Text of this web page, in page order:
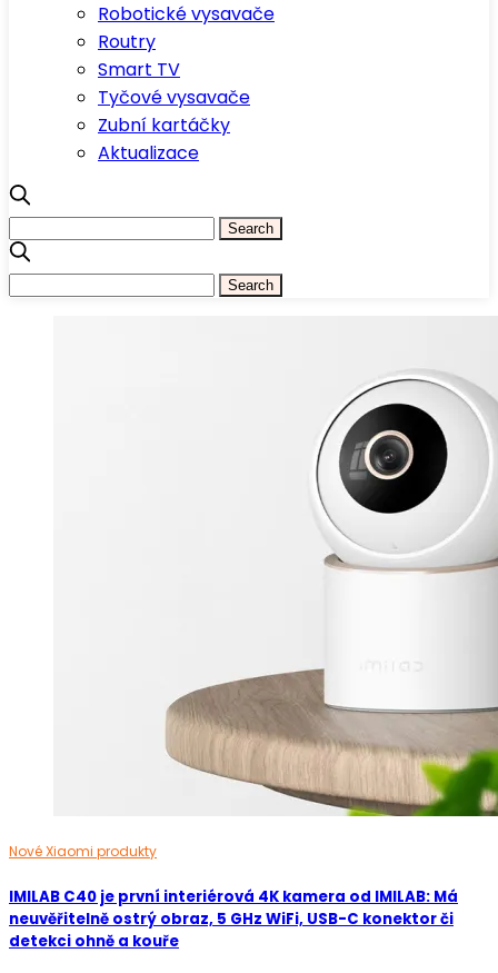
Robotické vysavače
Routry
Smart TV
Tyčové vysavače
Zubní kartáčky
Aktualizace
Nové Xiaomi produkty
IMILAB C40 je první interiérová 4K kamera od IMILAB: Má
neuvěřitelně ostrý obraz, 5 GHz WiFi, USB-C konektor či
detekci ohně a kouře